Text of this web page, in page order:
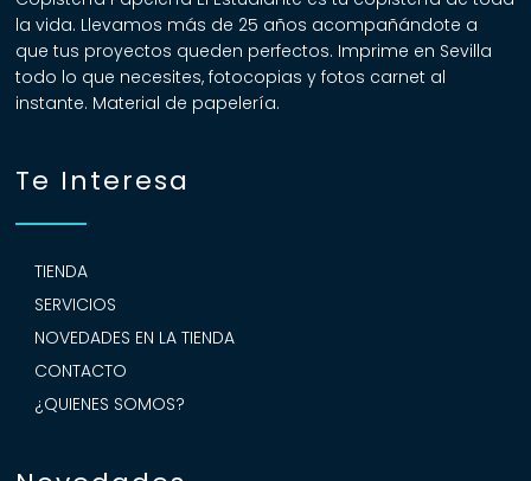
la vida. Llevamos más de 25 años acompañándote a
que tus proyectos queden perfectos. Imprime en Sevilla
todo lo que necesites, fotocopias y fotos carnet al
instante. Material de papelería.
Te Interesa
TIENDA
SERVICIOS
NOVEDADES EN LA TIENDA
CONTACTO
¿QUIENES SOMOS?